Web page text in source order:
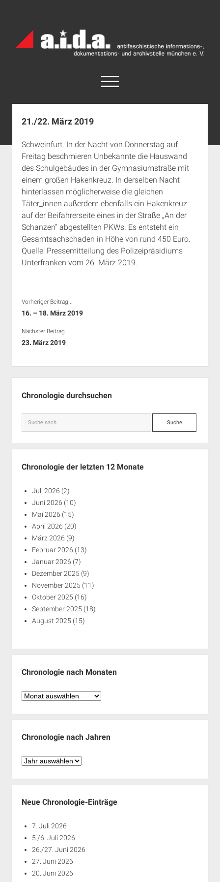
Archiv
München
open
menu
facebook
rss info@aida-archiv.de
Aktuelles
Termine
open
dropdown
menu
Antifaschistische Termine im Süden
Antifaschistische Termine in München
Rechte Termine im Süden
Rechte Termine München
Chronologie
Das Archiv
open
dropdown
menu
a.i.d.a. e. V. unterstützen
Über a.i.d.a.
RSS-Feeds, Twitter & Facebook
Bibliothek
Impressum
21./22. März 2019
Schweinfurt. In der Nacht von Donnerstag auf
Freitag beschmieren Unbekannte die Hauswand
des Schulgebäudes in der Gymnasiumstraße mit
einem großen Hakenkreuz. In derselben Nacht
hinterlassen möglicherweise die gleichen
Täter_innen außerdem ebenfalls ein Hakenkreuz
auf der Beifahrerseite eines in der Straße „An der
Schanzen“ abgestellten PKWs. Es entsteht ein
Gesamtsachschaden in Höhe von rund 450 Euro.
Quelle: Pressemitteilung des Polizeipräsidiums
Unterfranken vom 26. März 2019.
Vorheriger Beitrag...
16. – 18. März 2019
Nächster Beitrag...
23. März 2019
Chronologie durchsuchen
Suche
Chronologie der letzten 12 Monate
Juli 2026 (2)
Juni 2026 (10)
Mai 2026 (15)
April 2026 (20)
März 2026 (9)
Februar 2026 (13)
Januar 2026 (7)
Dezember 2025 (9)
November 2025 (11)
Oktober 2025 (16)
September 2025 (18)
August 2025 (15)
Chronologie nach Monaten
Chronologie
Monaten
Chronologie nach Jahren
Chronologie
Jahren
Neue Chronologie-Einträge
7. Juli 2026
5./6. Juli 2026
26./27. Juni 2026
27. Juni 2026
20. Juni 2026